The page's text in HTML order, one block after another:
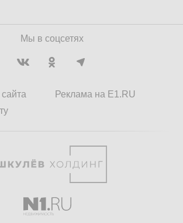
Мы в соцсетях
Реклама на E1.RU